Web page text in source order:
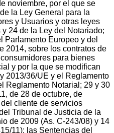
noviembre, por el que se
la Ley General para la
y Usuarios y otras leyes
24 de la Ley del Notariado;
Parlamento Europeo y del
2014, sobre los contratos de
para bienes
y por la que se modifican
2013/36/UE y el Reglamento
Reglamento Notarial; 29 y 30
de 28 de octubre, de
cliente de servicios
Tribunal de Justicia de la
de 2009 (As. C-243/08) y 14
11); las Sentencias del